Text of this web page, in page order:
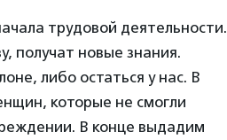
трудовой деятельности.
получат новые знания.
либо остаться у нас. В
которые не смогли
В конце выдадим